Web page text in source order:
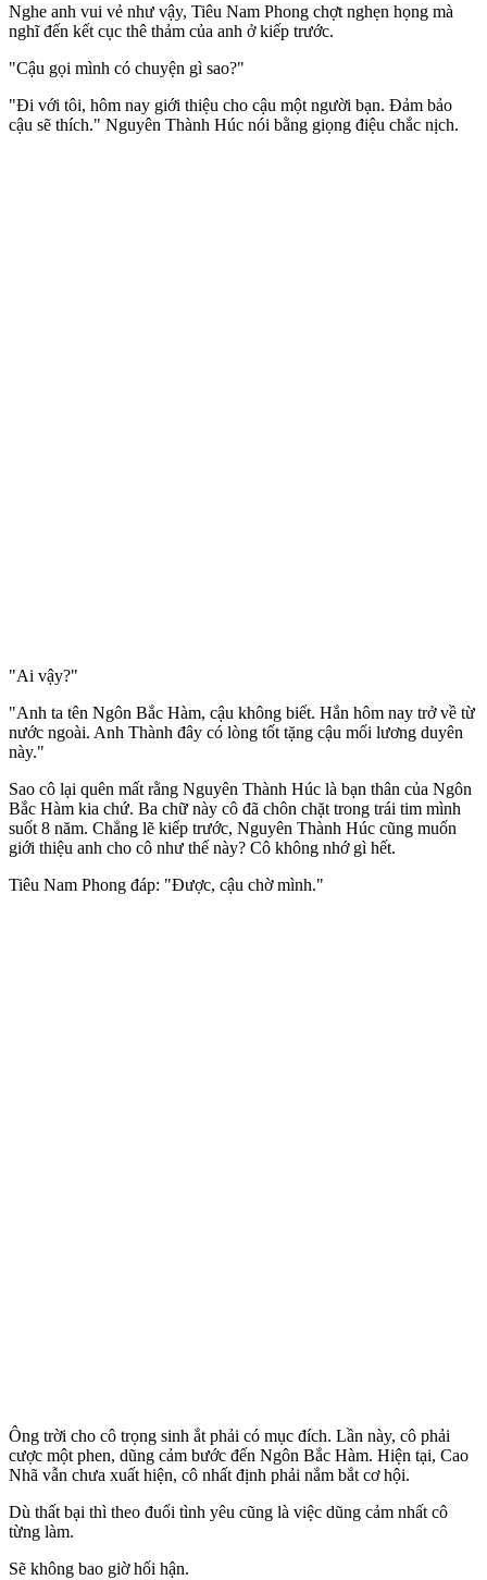
Nghe anh vui vẻ như vậy, Tiêu Nam Phong chợt nghẹn họng mà
nghĩ đến kết cục thê thảm của anh ở kiếp trước.
"Cậu gọi mình có chuyện gì sao?"
"Đi với tôi, hôm nay giới thiệu cho cậu một người bạn. Đảm bảo
cậu sẽ thích." Nguyên Thành Húc nói bằng giọng điệu chắc nịch.
"Ai vậy?"
"Anh ta tên Ngôn Bắc Hàm, cậu không biết. Hắn hôm nay trở về từ
nước ngoài. Anh Thành đây có lòng tốt tặng cậu mối lương duyên
này."
Sao cô lại quên mất rằng Nguyên Thành Húc là bạn thân của Ngôn
Bắc Hàm kia chứ. Ba chữ này cô đã chôn chặt trong trái tim mình
suốt 8 năm. Chẳng lẽ kiếp trước, Nguyên Thành Húc cũng muốn
giới thiệu anh cho cô như thế này? Cô không nhớ gì hết.
Tiêu Nam Phong đáp: "Được, cậu chờ mình."
Ông trời cho cô trọng sinh ắt phải có mục đích. Lần này, cô phải
cược một phen, dũng cảm bước đến Ngôn Bắc Hàm. Hiện tại, Cao
Nhã vẫn chưa xuất hiện, cô nhất định phải nắm bắt cơ hội.
Dù thất bại thì theo đuổi tình yêu cũng là việc dũng cảm nhất cô
từng làm.
Sẽ không bao giờ hối hận.